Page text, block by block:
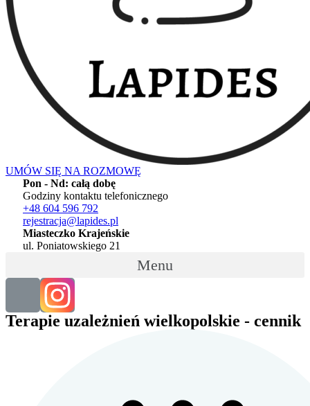
UMÓW SIĘ NA ROZMOWĘ
Pon - Nd: całą dobę
Godziny kontaktu telefonicznego
+48 604 596 792
rejestracja@lapides.pl
Miasteczko Krajeńskie
ul. Poniatowskiego 21
Menu
Terapie uzależnień wielkopolskie - cennik